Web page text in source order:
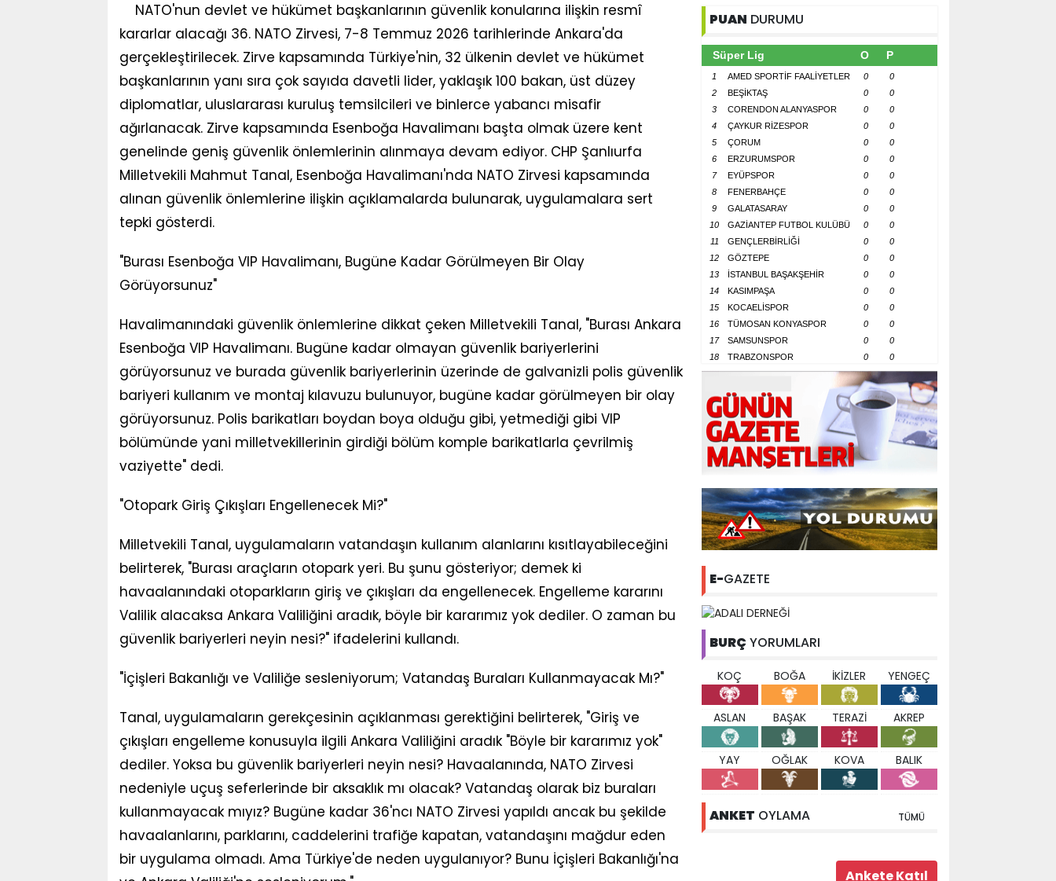
NATO'nun devlet ve hükümet başkanlarının güvenlik konularına ilişkin resmî
kararlar alacağı 36. NATO Zirvesi, 7-8 Temmuz 2026 tarihlerinde Ankara'da
gerçekleştirilecek. Zirve kapsamında Türkiye'nin, 32 ülkenin devlet ve hükümet
başkanlarının yanı sıra çok sayıda davetli lider, yaklaşık 100 bakan, üst düzey
diplomatlar, uluslararası kuruluş temsilcileri ve binlerce yabancı misafir
ağırlanacak. Zirve kapsamında Esenboğa Havalimanı başta olmak üzere kent
genelinde geniş güvenlik önlemlerinin alınmaya devam ediyor. CHP Şanlıurfa
Milletvekili Mahmut Tanal, Esenboğa Havalimanı'nda NATO Zirvesi kapsamında
alınan güvenlik önlemlerine ilişkin açıklamalarda bulunarak, uygulamalara sert
tepki gösterdi.
"Burası Esenboğa VIP Havalimanı, Bugüne Kadar Görülmeyen Bir Olay
Görüyorsunuz"
Havalimanındaki güvenlik önlemlerine dikkat çeken Milletvekili Tanal, "Burası Ankara
Esenboğa VIP Havalimanı. Bugüne kadar olmayan güvenlik bariyerlerini
görüyorsunuz ve burada güvenlik bariyerlerinin üzerinde de galvanizli polis güvenlik
bariyeri kullanım ve montaj kılavuzu bulunuyor, bugüne kadar görülmeyen bir olay
görüyorsunuz. Polis barikatları boydan boya olduğu gibi, yetmediği gibi VIP
bölümünde yani milletvekillerinin girdiği bölüm komple barikatlarla çevrilmiş
vaziyette" dedi.
"Otopark Giriş Çıkışları Engellenecek Mi?"
Milletvekili Tanal, uygulamaların vatandaşın kullanım alanlarını kısıtlayabileceğini
belirterek, "Burası araçların otopark yeri. Bu şunu gösteriyor; demek ki
havaalanındaki otoparkların giriş ve çıkışları da engellenecek. Engelleme kararını
Valilik alacaksa Ankara Valiliğini aradık, böyle bir kararımız yok dediler. O zaman bu
güvenlik bariyerleri neyin nesi?" ifadelerini kullandı.
"İçişleri Bakanlığı ve Valiliğe sesleniyorum; Vatandaş Buraları Kullanmayacak Mı?"
Tanal, uygulamaların gerekçesinin açıklanması gerektiğini belirterek, "Giriş ve
çıkışları engelleme konusuyla ilgili Ankara Valiliğini aradık "Böyle bir kararımız yok"
dediler. Yoksa bu güvenlik bariyerleri neyin nesi? Havaalanında, NATO Zirvesi
nedeniyle uçuş seferlerinde bir aksaklık mı olacak? Vatandaş olarak biz buraları
kullanmayacak mıyız? Bugüne kadar 36'ncı NATO Zirvesi yapıldı ancak bu şekilde
havaalanlarını, parklarını, caddelerini trafiğe kapatan, vatandaşını mağdur eden
bir uygulama olmadı. Ama Türkiye'de neden uygulanıyor? Bunu İçişleri Bakanlığı'na
PUAN DURUMU
Süper Lig O P
1 AMED SPORTİF FAALİYETLER 0
0
2
BEŞİKTAŞ 0
0
3
CORENDON ALANYASPOR 0
0
4
ÇAYKUR RİZESPOR 0
0
5
ÇORUM 0
0
6
ERZURUMSPOR 0
0
7
EYÜPSPOR 0
0
8
FENERBAHÇE 0
0
9
GALATASARAY 0
0
10
GAZİANTEP FUTBOL KULÜBÜ 0
0
11
GENÇLERBİRLİĞİ 0
0
12
GÖZTEPE 0
0
13
İSTANBUL BAŞAKŞEHİR 0
0
14
KASIMPAŞA 0
0
15
KOCAELİSPOR 0
0
16
TÜMOSAN KONYASPOR 0
0
17
SAMSUNSPOR 0
0
18
TRABZONSPOR 0 0
E-GAZETE
BURÇ YORUMLARI
KOÇ BOĞA İKİZLER YENGEÇ
ASLAN BAŞAK TERAZİ AKREP
YAY OĞLAK KOVA BALIK
ANKET OYLAMA TÜMÜ